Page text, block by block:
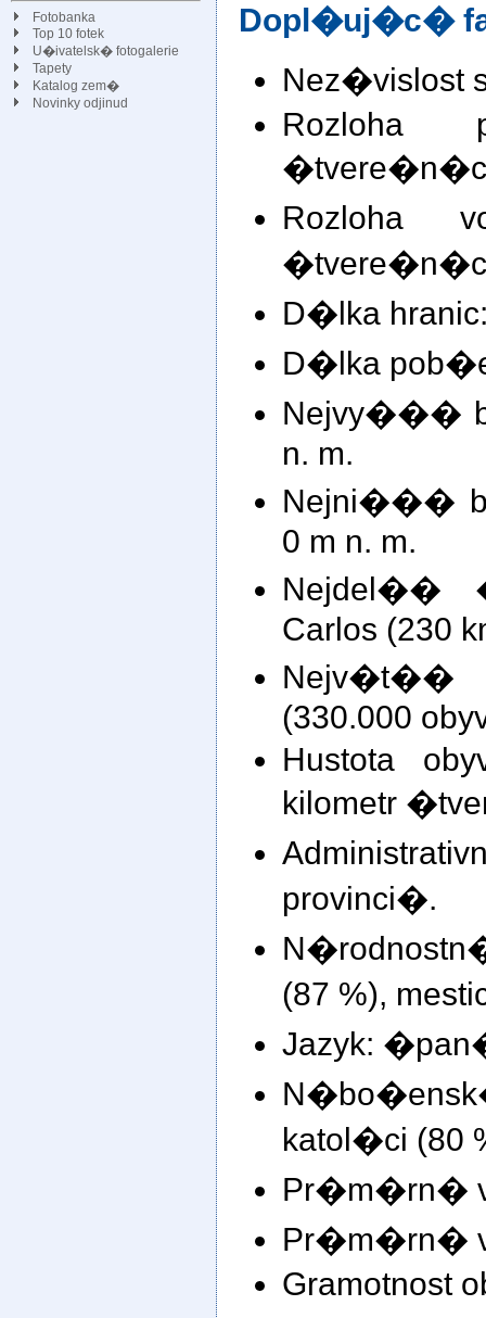
Fotobanka
Top 10 fotek
U�ivatelsk� fotogalerie
Tapety
Katalog zem�
Novinky odjinud
Dopl�uj�c�
Rozloha
Rozloha
D�lka
D�lka
Nejvy���
n. m.
Nejni���
0 m n. m.
Nejdel��
Carlos (230
Nejv�t��
(330.000
Hustota
kilometr
provinci�.
(87 %),
Jazyk:
katol�ci (80
Pr�m�rn�
Pr�m�rn�
Gramotnost